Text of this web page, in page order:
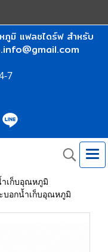
ภูมิ แฟลชไดร์ฟ สำหรับ
7
เก็บอุณหภูมิ
บอกน้ำเก็บอุณหภูมิ